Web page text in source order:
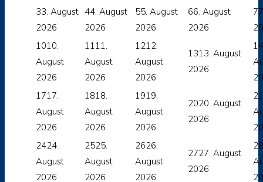
33. August
2026
44. August
2026
55. August
2026
66. August
2026
7
1010.
August
2026
1111.
August
2026
1212.
August
2026
1313. August
2026
14
1717.
August
2026
1818.
August
2026
1919.
August
2026
2020. August
2026
21
2424.
August
2026
2525.
August
2026
2626.
August
2026
2727. August
2026
28